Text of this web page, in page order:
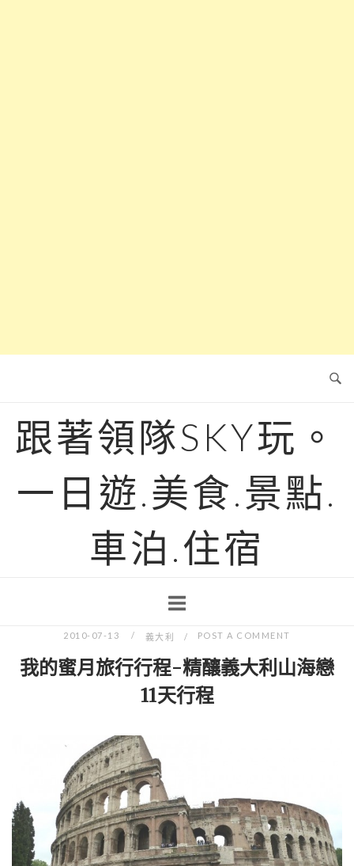
跟著領隊SKY玩。
一日遊.美食.景點.
車泊.住宿
2010-07-13 義大利 POST A COMMENT
我的蜜月旅行行程-精釀義大利山海戀
11天行程